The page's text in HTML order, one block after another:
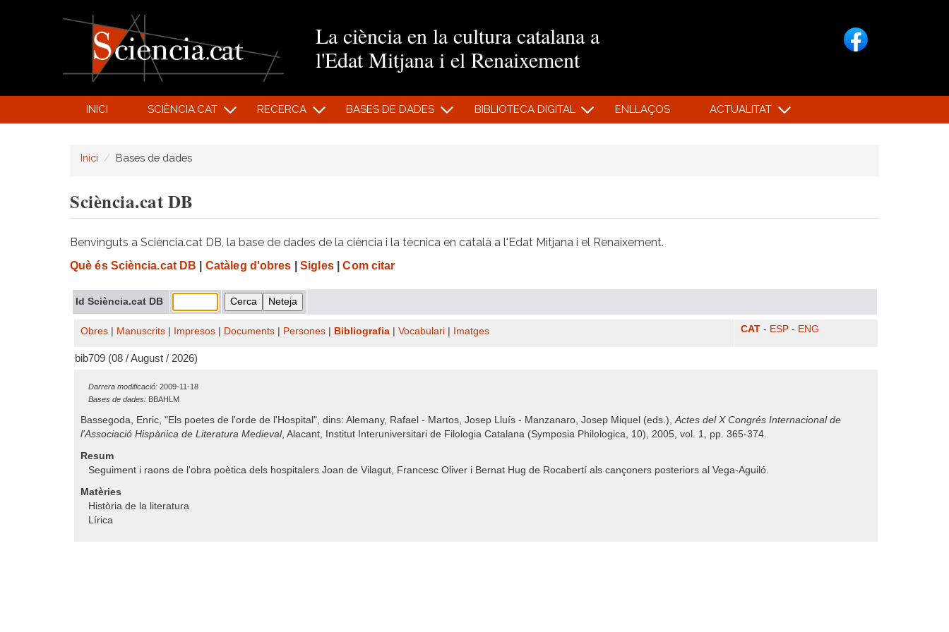
La ciència en la cultura catalana a
l'Edat Mitjana i el Renaixement
INICI SCIÈNCIA.CAT RECERCA BASES DE DADES BIBLIOTECA DIGITAL ENLLAÇOS ACTUALITAT
Inici Bases de dades
Sciència.cat DB
Benvinguts a Sciència.cat DB, la base de dades de la ciència i la tècnica en català a l'Edat Mitjana i el Renaixement.
Què és Sciència.cat DB Catàleg d'obres Sigles| Com citar
Id Sciència.cat DB
Obres Manuscrits Impresos Documents Persones Bibliografia Vocabulari Imatges CAT - ESP - ENG
bib709 (08 / August / 2026)
Darrera modificació: 2009-11-18
Bases de dades: BBAHLM
Bassegoda, Enric, "Els poetes de l'orde de l'Hospital", dins: Alemany, Rafael - Martos, Josep Lluís - Manzanaro, Josep Miquel (eds.),Actes del X Congrés Internacional de
l'Associació Hispànica de Literatura Medieval, Alacant, Institut Interuniversitari de Filologia Catalana (Symposia Philologica, 10), 2005, vol. 1, pp. 365-374.
Resum
Seguiment i raons de l'obra poètica dels hospitalers Joan de Vilagut, Francesc Oliver i Bernat Hug de Rocabertí als cançoners posteriors al Vega-Aguiló.
Matèries
Història de la literatura
Lírica